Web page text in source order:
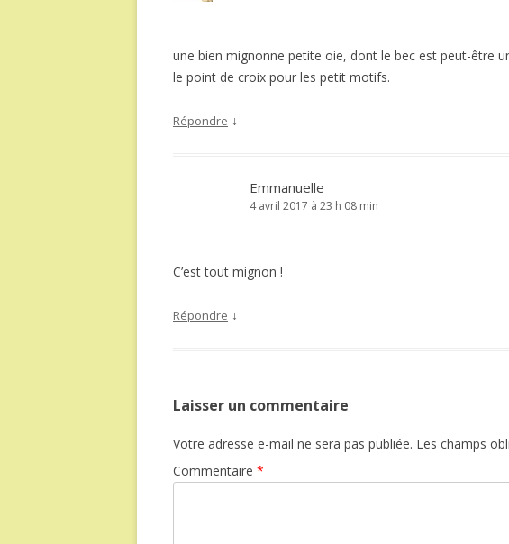
une bien mignonne petite oie, dont le bec est peut-être
le point de croix pour les petit motifs.
Répondre ↓
Emmanuelle
4 avril 2017 à 23 h 08 min
C’est tout mignon !
Répondre ↓
Laisser un commentaire
Votre adresse e-mail ne sera pas publiée. Les champs
Commentaire *